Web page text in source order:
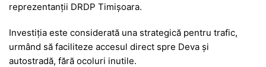
reprezentanții DRDP Timișoara.
Investiția este considerată una strategică pentru trafic,
urmând să faciliteze accesul direct spre Deva și
autostradă, fără ocoluri inutile.